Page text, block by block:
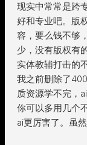
现实中常常是跨
好和专业吧。版
容，要么钱不够
少，没有版权有的
实体教辅打击的
我之前删除了
质资源学不完，
你可以多用几个
ai更厉害了。虽